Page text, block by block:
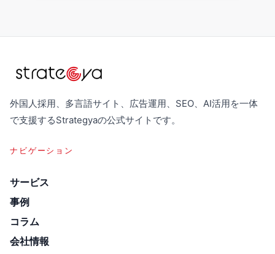
外国人採用、多言語サイト、広告運用、SEO、AI活用を一体
で支援するStrategyaの公式サイトです。
ナビゲーション
サービス
事例
コラム
会社情報